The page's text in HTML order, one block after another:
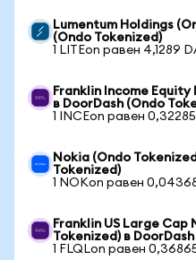
Lumentum Holdings
(Ondo Tokenized)
1 LITEon равен 4,1289
Franklin Income Equity
в DoorDash (Ondo
1 INCEon равен
Nokia (Ondo
Tokenized)
1 NOKon равен
Franklin US Large
Tokenized) в
1 FLQLon равен